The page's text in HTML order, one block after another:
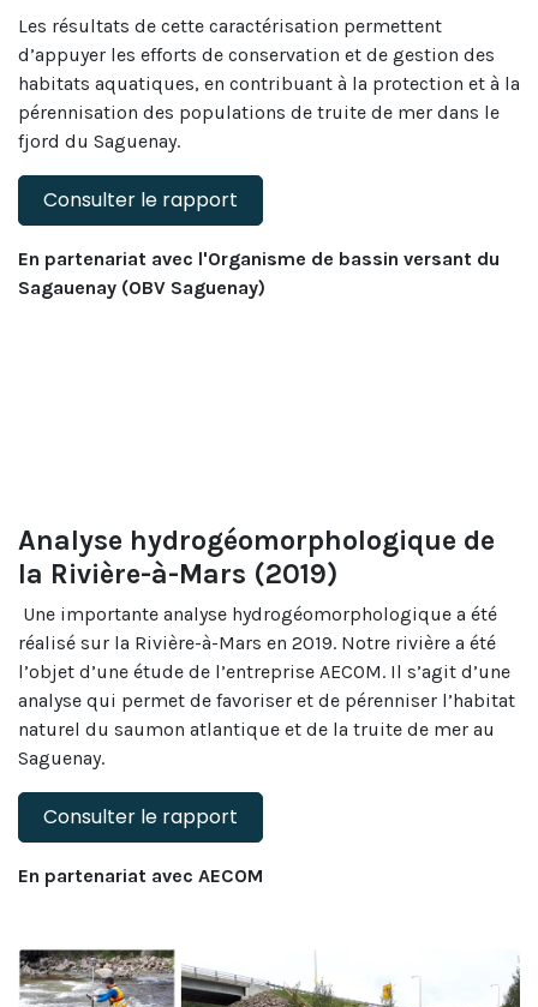
Les résultats de cette caractérisation permettent
d’appuyer les efforts de conservation et de gestion des
habitats aquatiques, en contribuant à la protection et à la
pérennisation des populations de truite de mer dans le
fjord du Saguenay.
Consulter le rapport
En partenariat avec l'Organisme de bassin versant du
Sagauenay (OBV Saguenay)
Analyse hydrogéomorphologique de
la Rivière-à-Mars (2019)
Une importante analyse hydrogéomorphologique a été
réalisé sur la Rivière-à-Mars en 2019. Notre rivière a été
l’objet d’une étude de l’entreprise AECOM. Il s’agit d’une
analyse qui permet de favoriser et de pérenniser l’habitat
naturel du saumon atlantique et de la truite de mer au
Saguenay.
Consulter le rapport
En partenariat avec AECOM